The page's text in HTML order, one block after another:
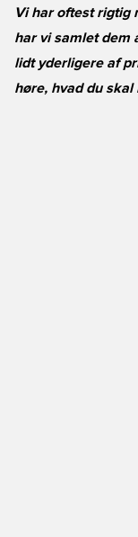
Vi har oftest rigtig
har vi samlet dem
lidt yderligere af
høre, hvad du